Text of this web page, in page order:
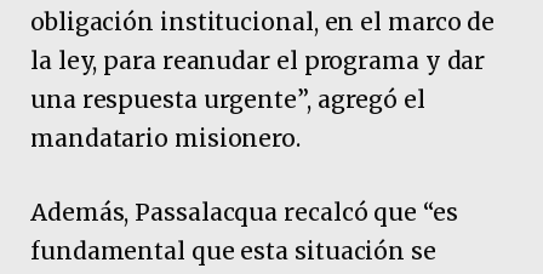
obligación institucional, en el marco de
la ley, para reanudar el programa y dar
una respuesta urgente”, agregó el
mandatario misionero.
Además, Passalacqua recalcó que “es
fundamental que esta situación se